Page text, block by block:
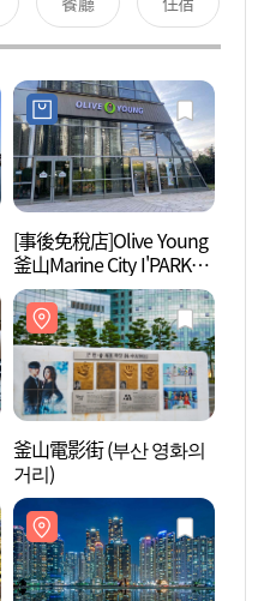
[事後免稅店]Olive Young
釜山Marine City I'PARK店
(올리브영 부산마린시티
아이파크점)
釜山電影街 (부산 영화의
거리)